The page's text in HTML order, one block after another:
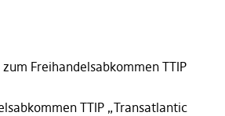
Freihandelsabkommen TTIP
TTIP „Transatlantic